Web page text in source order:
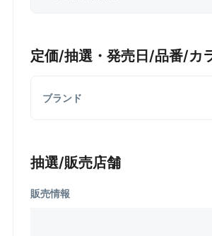
定価/抽選・発売日/品番/カ
ブランド
抽選/販売店舗
販売情報